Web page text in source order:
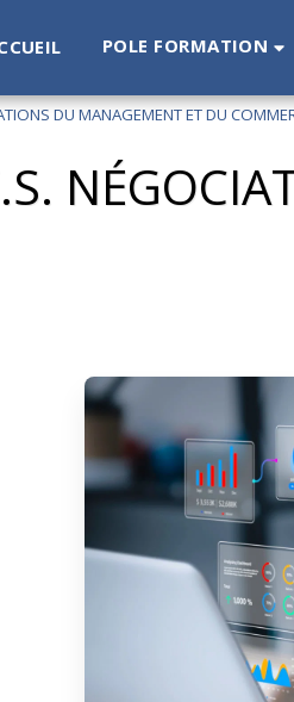
POLE FORMATION
DU MANAGEMENT ET DU